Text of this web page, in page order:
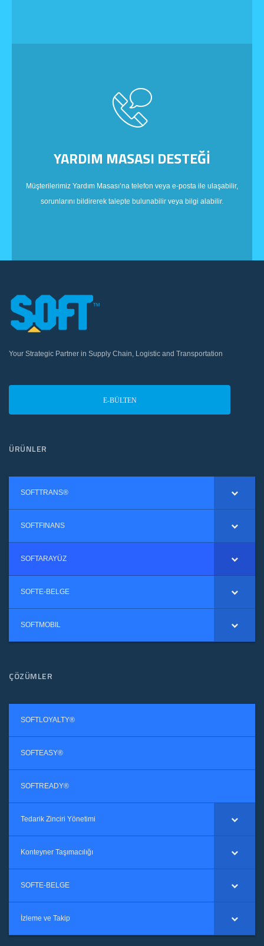
YARDIM MASASI DESTEĞİ
Müşterilerimiz Yardım Masası’na telefon veya e-posta ile ulaşabilir,
sorunlarını bildirerek talepte bulunabilir veya bilgi alabilir.
Your Strategic Partner in Supply Chain, Logistic and Transportation
E-BÜLTEN
ÜRÜNLER
SOFTTRANS®
SOFTFINANS
SOFTARAYÜZ
SOFTE-BELGE
SOFTMOBIL
ÇÖZÜMLER
SOFTLOYALTY®
SOFTEASY®
SOFTREADY®
Tedarik Zinciri Yönetimi
Konteyner Taşımacılığı
SOFTE-BELGE
İzleme ve Takip